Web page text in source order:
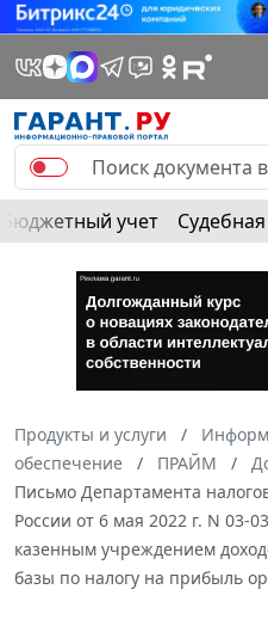
Бюджетный учет
Продукты и услуги
обеспечение
ПРАЙМ
Письмо Департамента
России от 6 мая 2022 г. N 03-
казенным учреждением
базы по налогу на прибыль